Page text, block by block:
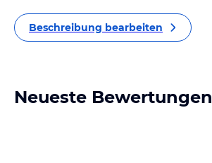
Beschreibung bearbeiten
Neueste Bewertungen